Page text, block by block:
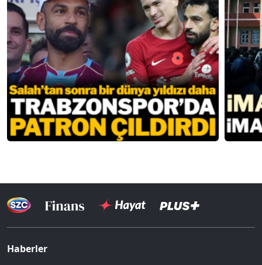
Haberler